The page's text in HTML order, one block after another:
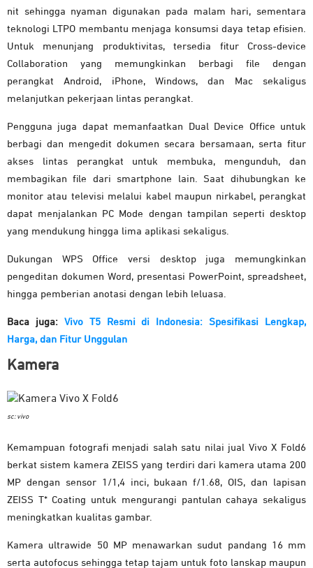
nit sehingga nyaman digunakan pada malam hari, sementara
teknologi LTPO membantu menjaga konsumsi daya tetap efisien.
Untuk menunjang produktivitas, tersedia fitur Cross-device
Collaboration yang memungkinkan berbagi file dengan
perangkat Android, iPhone, Windows, dan Mac sekaligus
melanjutkan pekerjaan lintas perangkat.
Pengguna juga dapat memanfaatkan Dual Device Office untuk
berbagi dan mengedit dokumen secara bersamaan, serta fitur
akses lintas perangkat untuk membuka, mengunduh, dan
membagikan file dari smartphone lain. Saat dihubungkan ke
monitor atau televisi melalui kabel maupun nirkabel, perangkat
dapat menjalankan PC Mode dengan tampilan seperti desktop
yang mendukung hingga lima aplikasi sekaligus.
Dukungan WPS Office versi desktop juga memungkinkan
pengeditan dokumen Word, presentasi PowerPoint, spreadsheet,
hingga pemberian anotasi dengan lebih leluasa.
Baca juga: Vivo T5 Resmi di Indonesia: Spesifikasi Lengkap,
Harga, dan Fitur Unggulan
Kamera
sc: vivo
Kemampuan fotografi menjadi salah satu nilai jual Vivo X Fold6
berkat sistem kamera ZEISS yang terdiri dari kamera utama 200
MP dengan sensor 1/1,4 inci, bukaan f/1.68, OIS, dan lapisan
ZEISS T* Coating untuk mengurangi pantulan cahaya sekaligus
meningkatkan kualitas gambar.
Kamera ultrawide 50 MP menawarkan sudut pandang 16 mm
serta autofocus sehingga tetap tajam untuk foto lanskap maupun